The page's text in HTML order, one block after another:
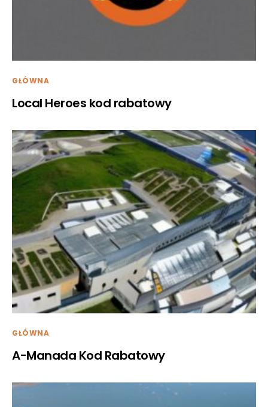
GŁÓWNA
Local Heroes kod rabatowy
GŁÓWNA
A-Manada Kod Rabatowy